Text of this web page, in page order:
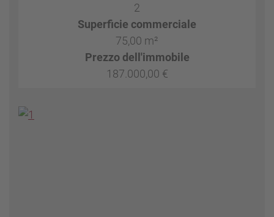
2
Superficie commerciale
75,00 m²
Prezzo dell'immobile
187.000,00 €